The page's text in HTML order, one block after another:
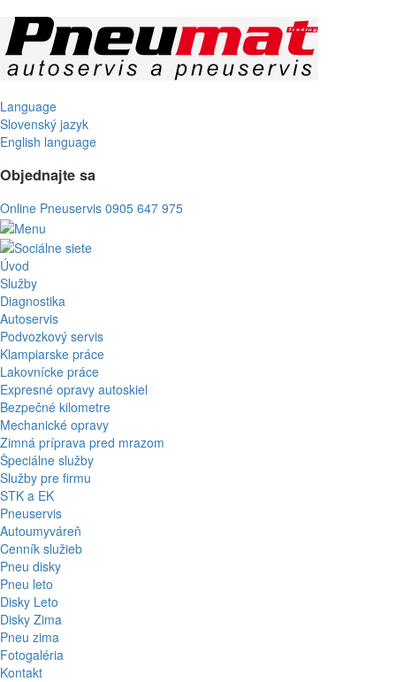
Language
Slovenský jazyk
English language
Objednajte sa
Online Pneuservis 0905 647 975
Úvod
Služby
Diagnostika
Autoservis
Podvozkový servis
Klampiarske práce
Lakovnícke práce
Expresné opravy autoskiel
Bezpečné kilometre
Mechanické opravy
Zimná príprava pred mrazom
Špeciálne služby
Služby pre firmu
STK a EK
Pneuservis
Autoumyváreň
Cenník služieb
Pneu disky
Pneu leto
Disky Leto
Disky Zima
Pneu zima
Fotogaléria
Kontakt